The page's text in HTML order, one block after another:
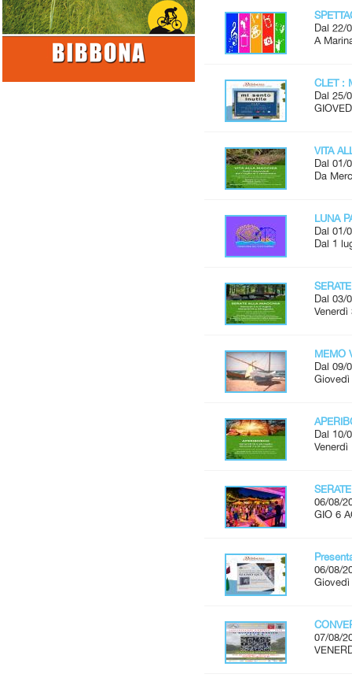
Dal 22/
A
CLET :
Dal 25/
VITA
Dal 01/
Da
LUNA
Dal 01/
Dal 1
Dal 03/
MEMO
Dal 09/
Dal 10/
06/08/
GIO 6
06/08/
Giovedì
07/08/